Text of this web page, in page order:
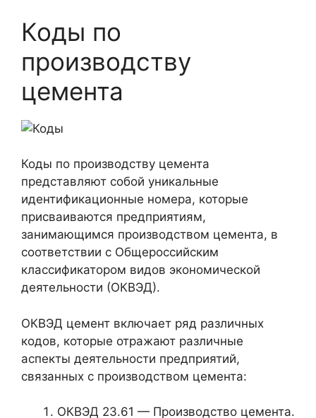
Коды по
производству
цемента
Коды по производству цемента
представляют собой уникальные
идентификационные номера, которые
присваиваются предприятиям,
занимающимся производством цемента, в
соответствии с Общероссийским
классификатором видов экономической
деятельности (ОКВЭД).
ОКВЭД цемент включает ряд различных
кодов, которые отражают различные
аспекты деятельности предприятий,
связанных с производством цемента:
ОКВЭД 23.61 — Производство цемента.